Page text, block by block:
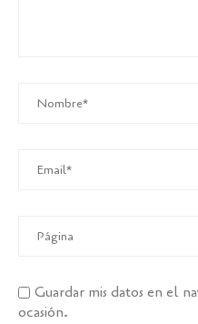
Guardar mis datos en el
ocasión.